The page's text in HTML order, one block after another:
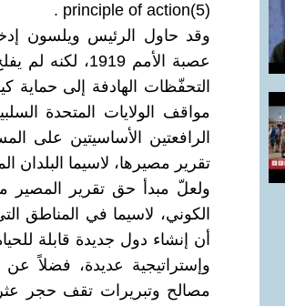
principle of action(5) .
وقد حاول الرئيس ويلسون
عصبة الأمم
مواقف الولايات المتحدة
الرافعتين الأساسيتين على
تقرير مصيرها، لاسيما البلدان
ولعلّ مبدأ حق تقرير المصير
الكوني، لاسيما في المناطق
أن إنشاء دول جديدة قابلة
وإستراتيجية عديدة، فضلاً
مصالح وتبريرات تقف حجر